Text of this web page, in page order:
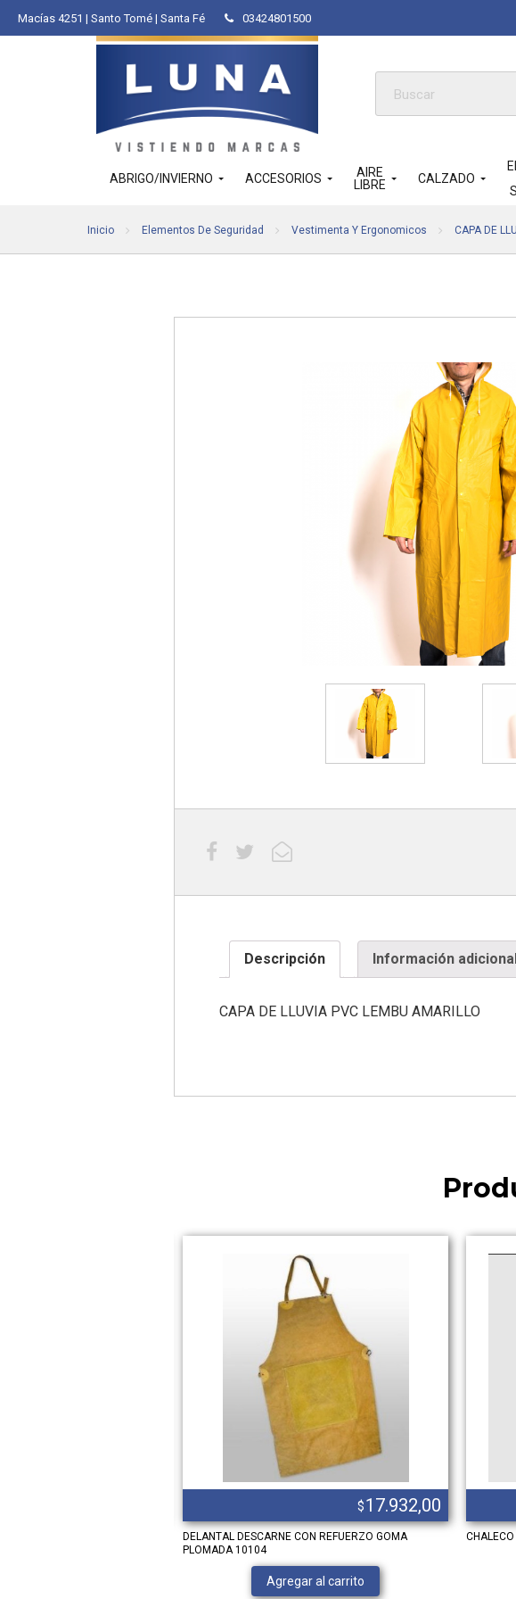
Macías 4251 | Santo Tomé | Santa Fé 03424801500
Búsqueda
ABRIGO/INVIERNO ACCESORIOS
AIRE
LIBRE
CALZADO
Inicio Elementos De Seguridad Vestimenta Y Ergonomicos CAPA DE
Descripción Información
CAPA DE LLUVIA PVC LEMBU AMARILLO
$17.932,00
DELANTAL DESCARNE CON REFUERZO GOMA
PLOMADA 10104
Agregar al carrito